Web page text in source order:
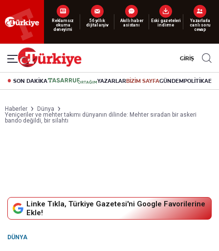
Yeni nesil dijital
abonelik 19 TL’den başlayan fiyatlarla.
GİRİŞ
SON DAKİKA YAZARLARBİZİM SAYFAGÜNDEMPOLİTİKA
Haberler
Dünya
Yeniçeriler ve mehter takımı dünyanın dilinde: Mehter sıradan bir askeri
bando değildi, bir silahtı
Linke Tıkla, Türkiye Gazetesi'ni Google Favorilerine
Ekle!
DÜNYA